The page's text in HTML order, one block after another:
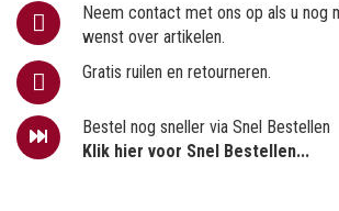
Neem contact met ons op als u nog
wenst over artikelen.
Gratis ruilen en retourneren.
Bestel nog sneller via Snel Bestellen
Klik hier voor Snel Bestellen...